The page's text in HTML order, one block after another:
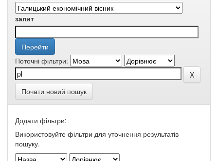
запит
Поточні фільтри:
Почати новий пошук
Додати фільтри:
Використовуйте фільтри для уточнення результатів
пошуку.